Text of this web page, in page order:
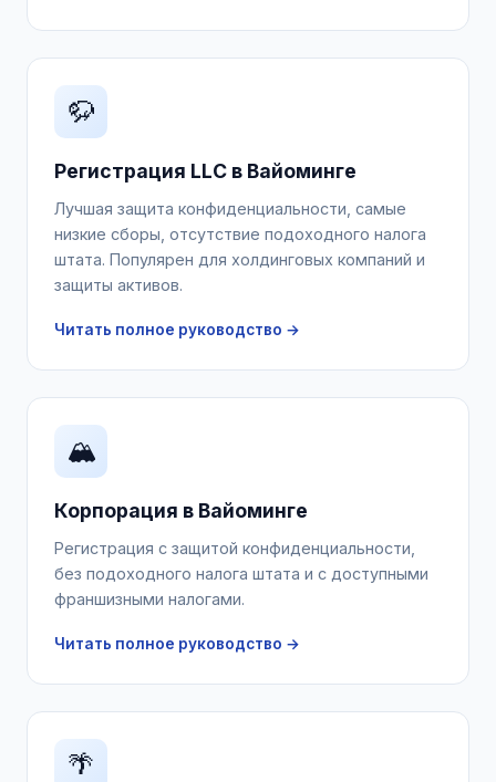
🦬
Регистрация LLC в Вайоминге
Лучшая защита конфиденциальности, самые
низкие сборы, отсутствие подоходного налога
штата. Популярен для холдинговых компаний и
защиты активов.
Читать полное руководство →
🏔️
Корпорация в Вайоминге
Регистрация с защитой конфиденциальности,
без подоходного налога штата и с доступными
франшизными налогами.
Читать полное руководство →
🌴